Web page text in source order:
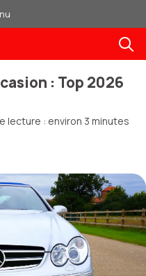
: Top 2026
lecture : environ 3 minutes